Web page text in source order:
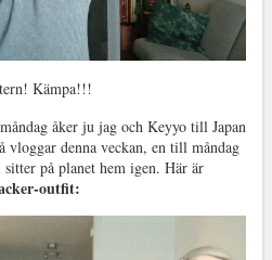
Kämpa!!!
åker ju jag och Keyyo till Japan
vloggar denna veckan, en till måndag
på planet hem igen. Här är
outfit: